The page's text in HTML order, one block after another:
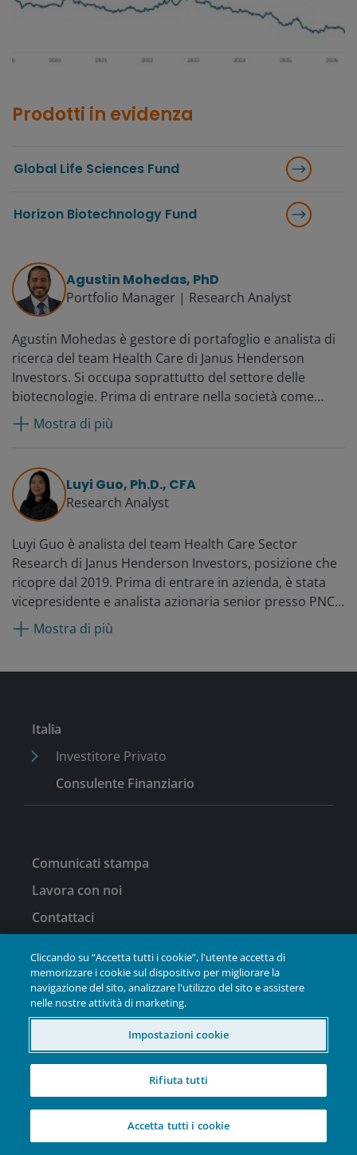
Prodotti in evidenza
Global Life Sciences Fund
Horizon Biotechnology Fund
Agustin Mohedas, PhD
Portfolio Manager | Research Analyst
Agustin Mohedas è gestore di portafoglio e analista di
ricerca del team Health Care di Janus Henderson
Investors. Si occupa soprattutto del settore delle
biotecnologie. Prima di entrare nella società come
analista di ricerca nel 2019, è stato analista senior di
Eventide Asset Management, dove dal 2017 si è
di allora, dal 2014 ha lavorato come analista presso RA
Capital Management, un hedge fund long/short
incentrato sulle biotecnologie.
Mostra di più
Luyi Guo, Ph.D., CFA
Research Analyst
Luyi Guo è analista del team Health Care Sector
Research di Janus Henderson Investors, posizione che
ricopre dal 2019. Prima di entrare in azienda, è stata
vicepresidente e analista azionaria senior presso PNC
Capital Advisors, dal 2015. Dal 2011 ha ricoperto ruoli
di marketing nelle divisioni di oncologia di Novartis e
stata vicepresidente aggiunto del Corporate Banking
professionale come chimico medicinale nel 2002, nel
settore delle biotecnologie.
Mostra di più
Italia
Investitore Privato
Consulente Finanziario
Comunicati stampa
Lavora con noi
Contattaci
Legale
Politica sulla privacy
Politica sui cookie
Informazioni di sicurezza
Cliccando su “Accetta tutti i cookie”, l'utente accetta di
memorizzare i cookie sul dispositivo per migliorare la
navigazione del sito, analizzare l'utilizzo del sito e assistere
nelle nostre attività di marketing.
Impostazioni cookie
Rifiuta tutti
Accetta tutti i cookie